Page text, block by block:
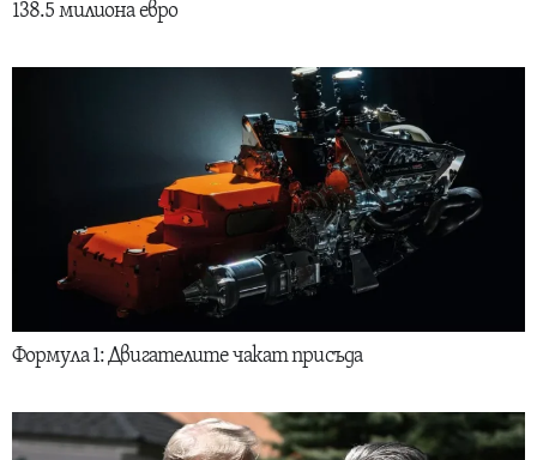
138.5 милиона евро
Формула 1: Двигателите чакат присъда